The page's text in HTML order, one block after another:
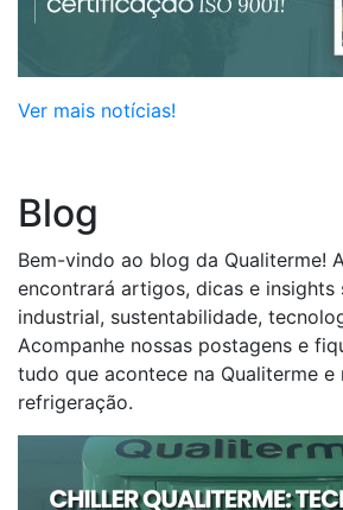
Ver mais notícias!
Blog
Bem-vindo ao blog da Qualiterme!
encontrará artigos, dicas e insights
industrial, sustentabilidade,
Acompanhe nossas postagens e
tudo que acontece na Qualiterme e
refrigeração.